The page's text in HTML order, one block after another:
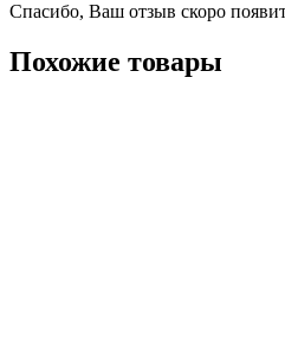
Спасибо, Ваш отзыв скоро
Похожие товары